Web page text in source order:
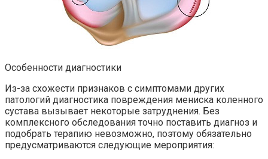
Особенности диагностики
Из-за схожести признаков с симптомами других
патологий диагностика повреждения мениска коленного
сустава вызывает некоторые затруднения. Без
комплексного обследования точно поставить диагноз и
подобрать терапию невозможно, поэтому обязательно
предусматриваются следующие мероприятия: